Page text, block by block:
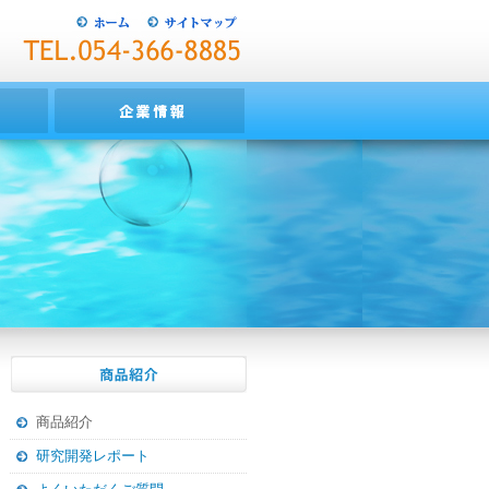
商品紹介
研究開発レポート